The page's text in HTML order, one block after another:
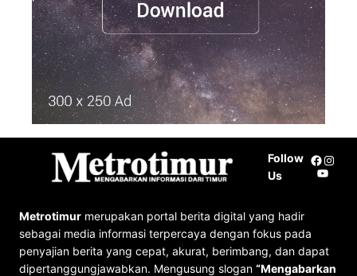
Follow
Us
Metrotimur merupakan portal berita digital yang hadir
sebagai media informasi terpercaya dengan fokus pada
penyajian berita yang cepat, akurat, berimbang, dan dapat
dipertanggungjawabkan. Mengusung slogan “Mengabarkan